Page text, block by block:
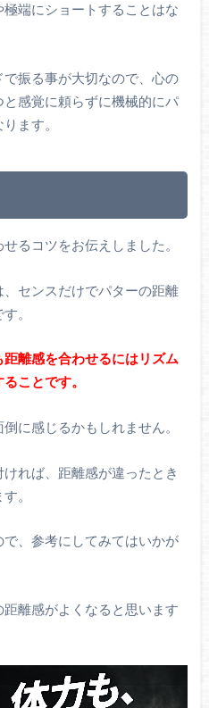
端にショートすることはな
振る事が大切なので、心の
感覚に頼らずに機械的にパ
ます。
るコツをお伝えしました。
センスだけでパターの距離
。
離感を合わせるにはリズム
ことです。
に感じるかもしれません。
れば、距離感が違ったとき
。
、参考にしてみてはいかが
離感がよくなると思います